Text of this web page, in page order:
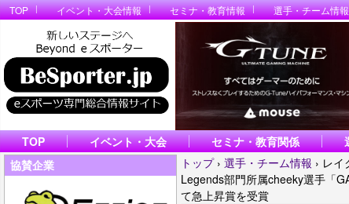
TOP イベント・大会情報 セミナ・教育情報 選手・チーム情報
TOP イベント・大会 セミナ・教育関係
協賛企業
トップ › 選手・チーム情報 › レイ
Legends部門所属cheeky選手「
て急上昇賞を受賞